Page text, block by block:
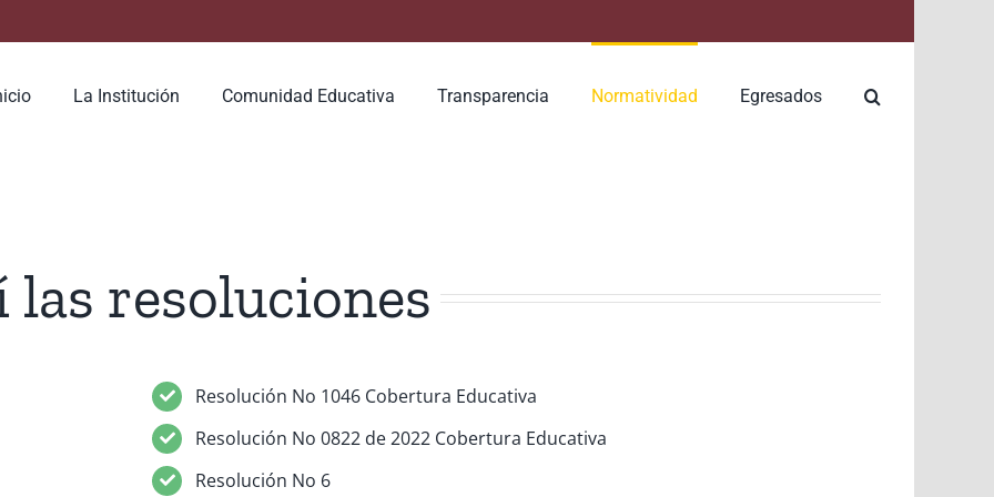
La Institución Comunidad Educativa Transparencia Normatividad Egresados
resoluciones
Resolución No 1046 Cobertura Educativa
Resolución No 0822 de 2022 Cobertura Educativa
Resolución No 6